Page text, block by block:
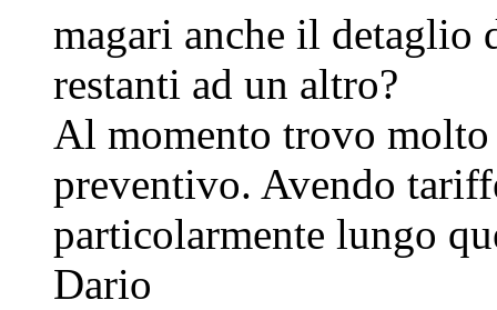
magari anche il detaglio
restanti ad un altro?
Al momento trovo
preventivo. Avendo
particolarmente lungo
Dario